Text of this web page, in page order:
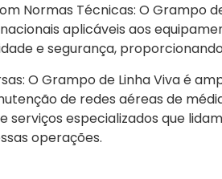
Normas Técnicas: O Grampo
aplicáveis aos
e segurança,
O Grampo de Linha Viva é
de redes aéreas de
serviços especializados que
operações.